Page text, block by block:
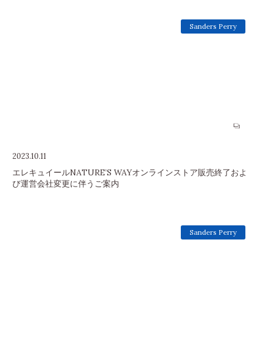
Sanders Perry
2023.10.11
エレキュイールNATURE’S WAYオンラインストア販売終了およ
び運営会社変更に伴うご案内
Sanders Perry